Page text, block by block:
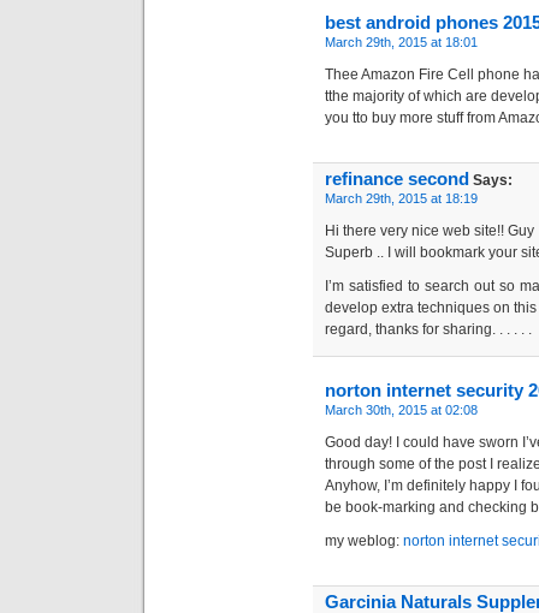
best android phones
March 29th, 2015 at 18:01
Thee Amazon Fire Cell phone
tthe majority of which are
you tto buy more stuff from
refinance second Says:
March 29th, 2015 at 18:19
Hi there very nice web site!! Guy
Superb .. I will bookmark your
I’m satisfied to search out so
develop extra techniques on this
regard, thanks for sharing. . . . . .
norton internet security
March 30th, 2015 at 02:08
Good day! I could have sworn
through some of the post I
Anyhow, I’m definitely happy I
be book-marking and checking
my weblog: norton internet
Garcinia Naturals